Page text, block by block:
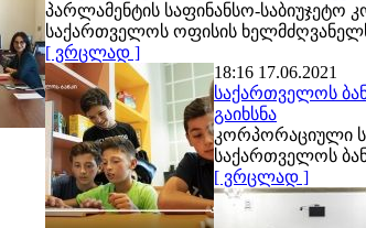
პარლამენტის საფინანსო-საბიუჯეტო
საქართველოს ოფისის
[ ვრცლად ]
18:16 17.06.2021
საქართველოს
გაიხსნა
კორპორაციული
საქართველოს
[ ვრცლად ]